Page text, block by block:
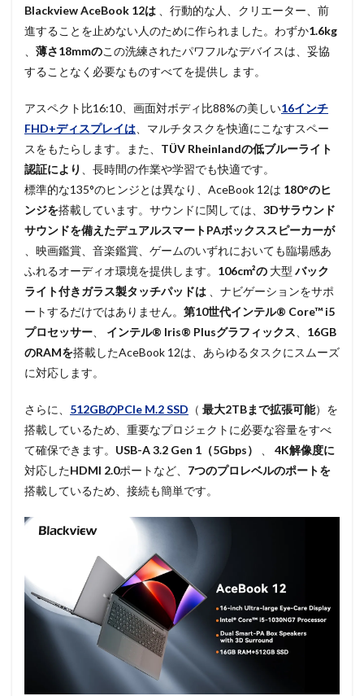
Blackview AceBook 12は
、行動的な人、クリエーター、前
進することを止めない人のために作られました。わずか1.6kg
薄さ18mmのこの洗練されたパワフルなデバイスは、妥協
することなく必要なものすべてを提供し ます。
アスペクト比16:10、画面対ボディ比88%の美しい16インチ
FHD+ディスプレイは 、マルチタスクを快適にこなすスペー
スをもたらします。また、 TÜV Rheinlandの低ブルーライト
認証により
、長時間の作業や学習でも快適です。
標準的な135°のヒンジとは異なり、AceBook 12は 180°のヒ
ンジを搭載しています。サウンドに関しては、 3Dサラウンド
サウンドを備えたデュアルスマートPAボックススピーカーが
、映画鑑賞、音楽鑑賞、ゲームのいずれにおいても臨場感あ
ふれるオーディオ環境を提供します。 106cm²の 大型 バック
ライト付きガラス製タッチパッドは
、ナビゲーションをサポ
ートするだけではありません。 第10世代インテル® Core™ i5
プロセッサー
インテル® Iris® Plusグラフィックス
16GB
のRAMを搭載したAceBook 12は、あらゆるタスクにスムーズ
に対応します。
さらに、 512GBのPCIe M.2 SSD （ 最大2TBまで拡張可能）を
搭載しているため、重要なプロジェクトに必要な容量をすべ
て確保できます。 USB-A 3.2 Gen 1（5Gbps）
4K解像度に
対応したHDMI 2.0ポートなど、 7つのプロレベルのポートを
搭載しているため、接続も簡単です。